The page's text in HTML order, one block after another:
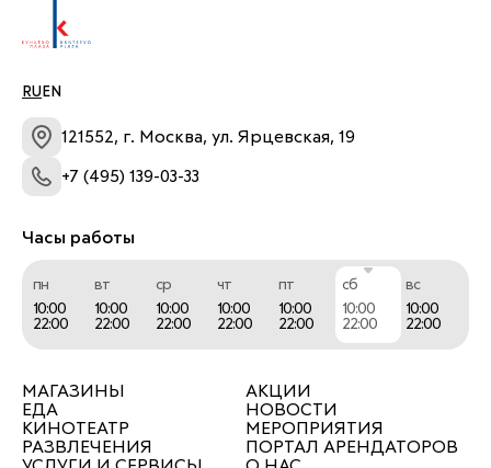
RU EN
121552, г. Москва, ул. Ярцевская, 19
+7 (495) 139-03-33
Часы работы
пн
10:00
22:00
вт
10:00
22:00
ср
10:00
22:00
чт
10:00
22:00
пт
10:00
22:00
сб
10:00
22:00
вс
10:00
22:00
МАГАЗИНЫ
ЕДА
КИНОТЕАТР
РАЗВЛЕЧЕНИЯ
АКЦИИ
НОВОСТИ
МЕРОПРИЯТИЯ
ПОРТАЛ АРЕНДАТОРОВ